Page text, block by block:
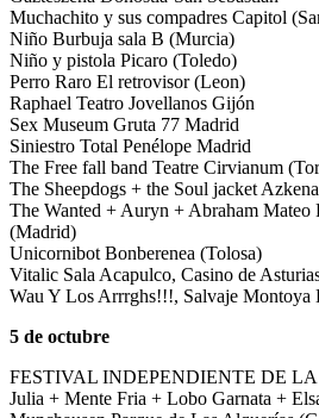
Muchachito y sus compadres Capitol
Niño Burbuja sala B (Murcia)
Niño y pistola Pi­caro (Toledo)
Perro Raro El retrovisor (Leon)
Raphael Teatro Jovellanos Gijón
Sex Museum Gruta 77 Madrid
Siniestro Total Penélope Madrid
The Free fall band Teatre Cirvianum
The Sheepdogs + the Soul jacket
The Wanted + Auryn + Abraham Mateo
(Madrid)
Unicornibot Bonberenea (Tolosa)
Vitalic Sala Acapulco, Casino de
Wau Y Los Arrrghs!!!, Salvaje Montoya
5 de octubre
FESTIVAL INDEPENDIENTE DE
Julia + Mente Fria + Lobo Garnata +